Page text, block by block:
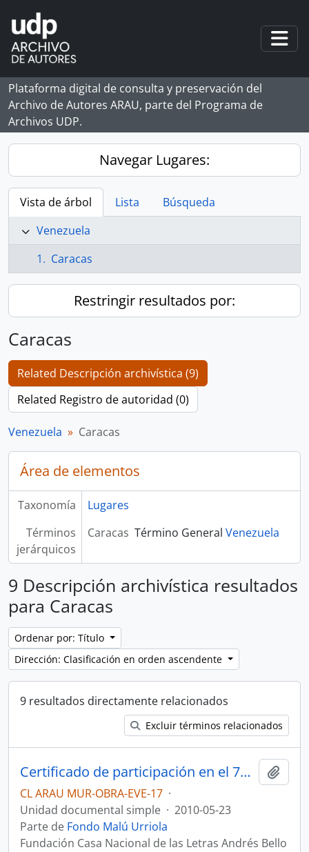
Skip to main content
Plataforma digital de consulta y preservación del
Archivo de Autores ARAU, parte del Programa de
Archivos UDP.
Navegar Lugares:
Vista de árbol Lista
Búsqueda
Venezuela
Caracas
Restringir resultados por:
Caracas
Related Descripción archivística (9)
Related Registro de autoridad (0)
Venezuela Caracas
Área de elementos
Taxonomía
Lugares
Términos
jerárquicos
Caracas Término General Venezuela
9 Descripción archivística resultados
para Caracas
Ordenar por: Título
Dirección: Clasificación en orden ascendente
9 resultados directamente relacionados
Excluir términos relacionados
Certificado de participación en el 7mo Festival Mundial de Poesía
CL ARAU MUR-OBRA-EVE-17 ·
Unidad documental simple · 2010-05-23
Parte de Fondo Malú Urriola
Fundación Casa Nacional de las Letras Andrés Bello